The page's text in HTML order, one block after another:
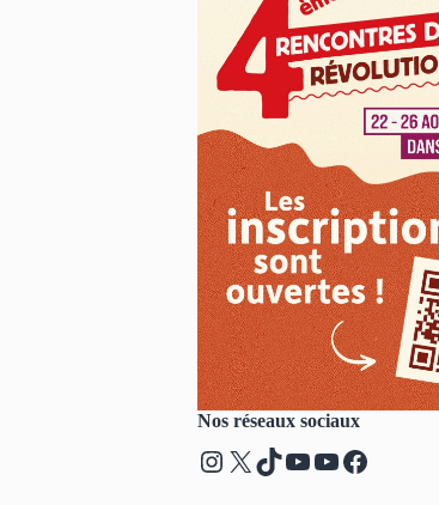
Nos réseaux sociaux
Instagram
X TikTok
YouTube
YouTube
Facebook